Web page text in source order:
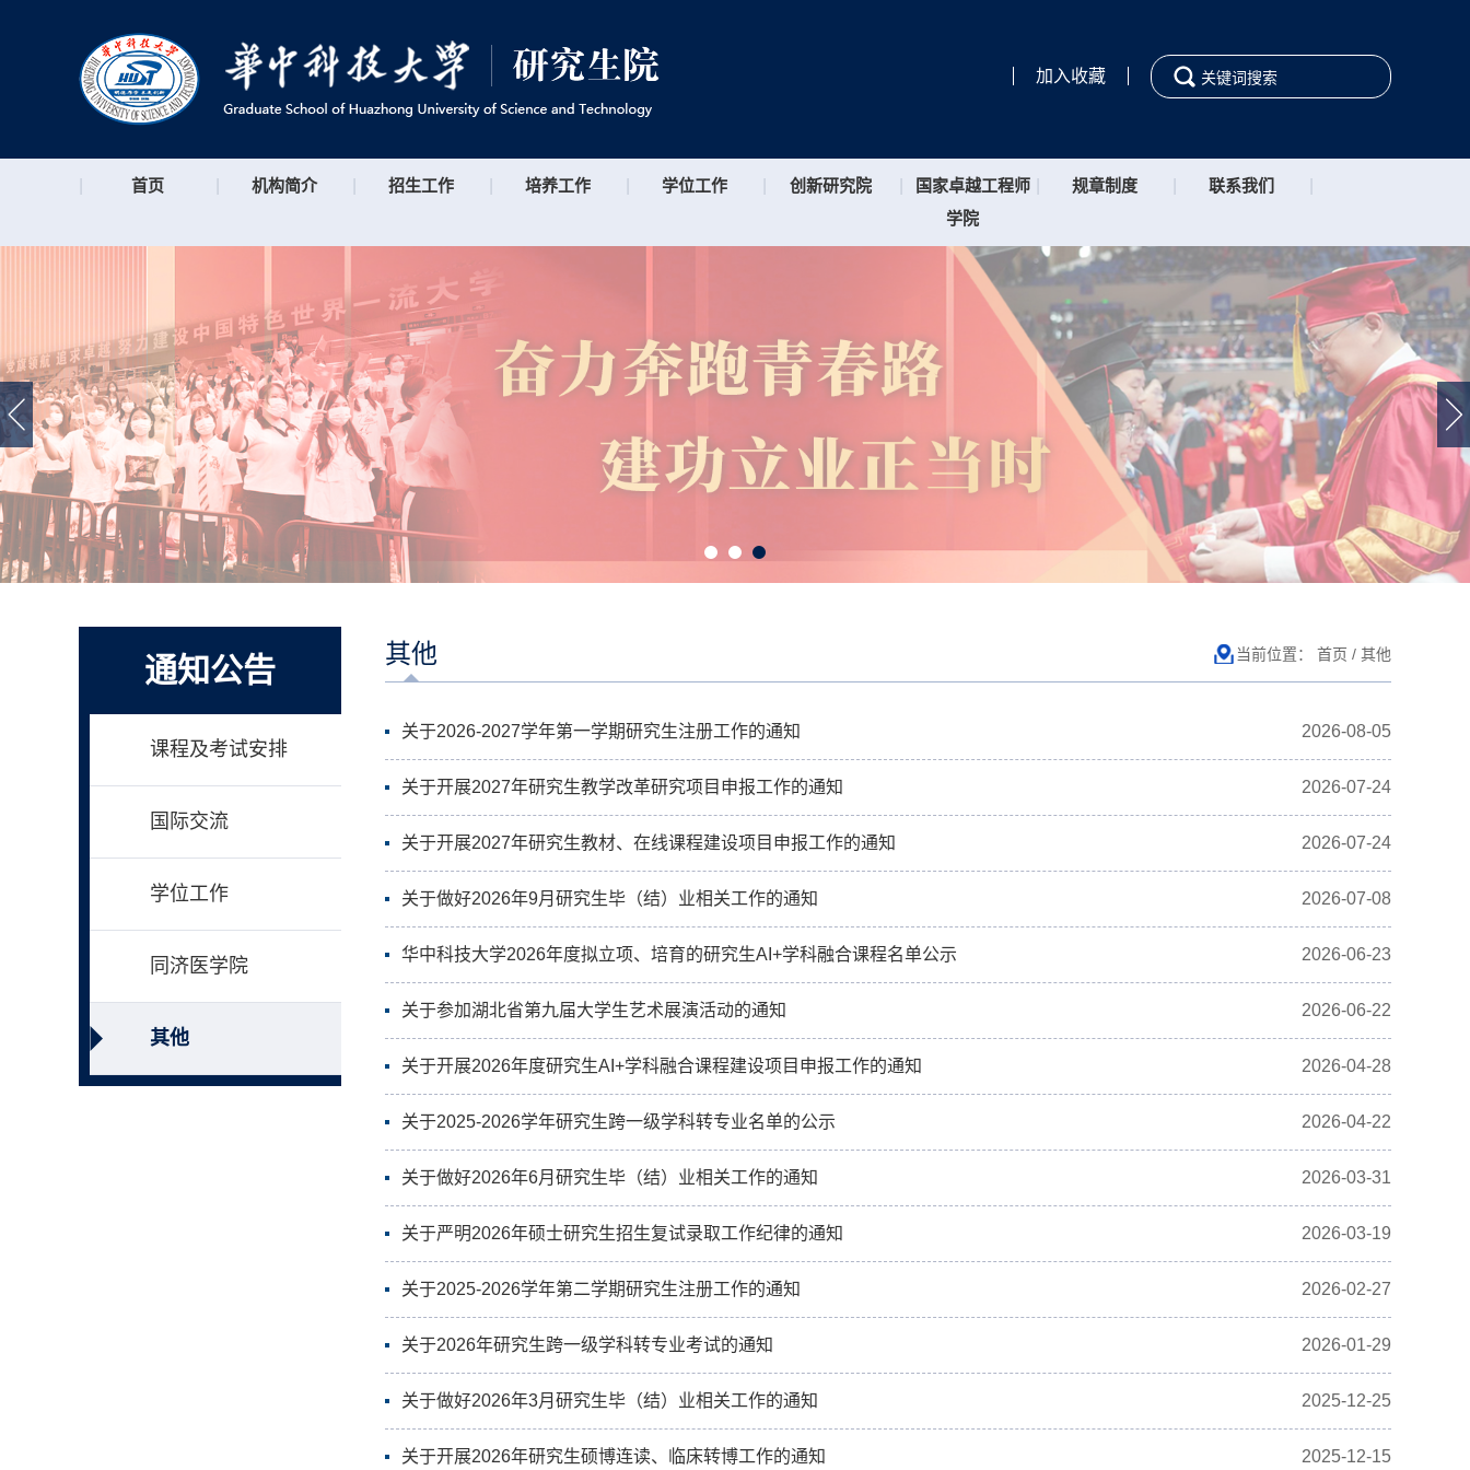
加入收藏
首页 机构简介 招生工作 培养工作 学位工作 创新研究院
国家卓越工程师
学院
规章制度 联系我们
通知公告
课程及考试安排
国际交流
学位工作
同济医学院
其他
其他 当前位置： 首页 / 其他
关于2026-2027学年第一学期研究生注册工作的通知 2026-08-05
关于开展2027年研究生教学改革研究项目申报工作的通知 2026-07-24
关于开展2027年研究生教材、在线课程建设项目申报工作的通知 2026-07-24
关于做好2026年9月研究生毕（结）业相关工作的通知 2026-07-08
华中科技大学2026年度拟立项、培育的研究生AI+学科融合课程名单公示 2026-06-23
关于参加湖北省第九届大学生艺术展演活动的通知 2026-06-22
关于开展2026年度研究生AI+学科融合课程建设项目申报工作的通知 2026-04-28
关于2025-2026学年研究生跨一级学科转专业名单的公示 2026-04-22
关于做好2026年6月研究生毕（结）业相关工作的通知 2026-03-31
关于严明2026年硕士研究生招生复试录取工作纪律的通知 2026-03-19
关于2025-2026学年第二学期研究生注册工作的通知 2026-02-27
关于2026年研究生跨一级学科转专业考试的通知 2026-01-29
关于做好2026年3月研究生毕（结）业相关工作的通知 2025-12-25
关于开展2026年研究生硕博连读、临床转博工作的通知 2025-12-15